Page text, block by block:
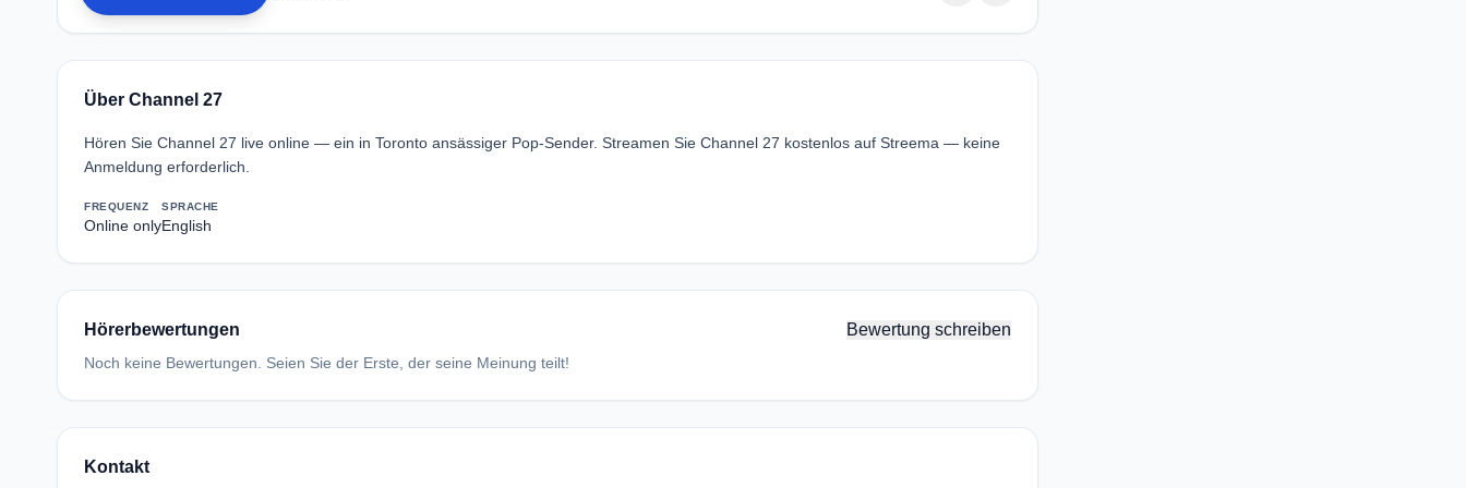
Über Channel 27
Hören Sie Channel 27 live online — ein in Toronto ansässiger Pop-Sender. Streamen Sie Channel 27 kostenlos auf Streema — keine
Anmeldung erforderlich.
FREQUENZ
Online only
SPRACHE
English
Hörerbewertungen Bewertung schreiben
Noch keine Bewertungen. Seien Sie der Erste, der seine Meinung teilt!
Kontakt